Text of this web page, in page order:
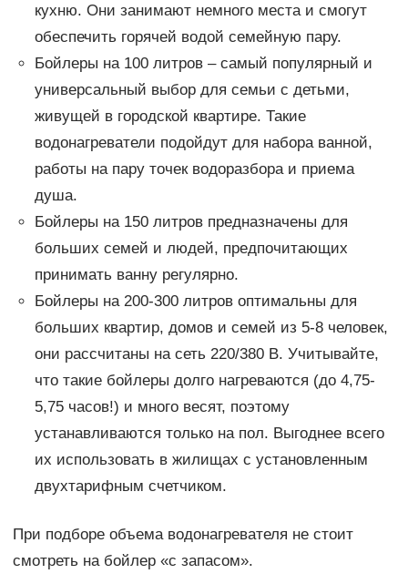
кухню. Они занимают немного места и смогут
обеспечить горячей водой семейную пару.
Бойлеры на 100 литров – самый популярный и
универсальный выбор для семьи с детьми,
живущей в городской квартире. Такие
водонагреватели подойдут для набора ванной,
работы на пару точек водоразбора и приема
душа.
Бойлеры на 150 литров предназначены для
больших семей и людей, предпочитающих
принимать ванну регулярно.
Бойлеры на 200-300 литров оптимальны для
больших квартир, домов и семей из 5-8 человек,
они рассчитаны на сеть 220/380 В. Учитывайте,
что такие бойлеры долго нагреваются (до 4,75-
5,75 часов!) и много весят, поэтому
устанавливаются только на пол. Выгоднее всего
их использовать в жилищах с установленным
двухтарифным счетчиком.
При подборе объема водонагревателя не стоит
смотреть на бойлер «с запасом».